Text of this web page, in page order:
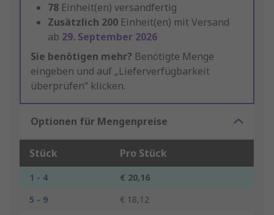
78 Einheit(en) versandfertig
Zusätzlich 200 Einheit(en) mit Versand
ab 29. September 2026
Sie benötigen mehr? Benötigte Menge
eingeben und auf „Lieferverfügbarkeit
überprüfen“ klicken.
Optionen für Mengenpreise
Stück Pro Stück
1 - 4
€ 20,16
5 - 9
€ 18,12